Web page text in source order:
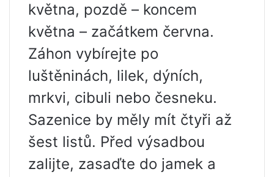
května, pozdě – koncem
května – začátkem června.
Záhon vybírejte po
luštěninách, lilek, dýních,
mrkvi, cibuli nebo česneku.
Sazenice by měly mít čtyři až
šest listů. Před výsadbou
zalijte, zasaďte do jamek a